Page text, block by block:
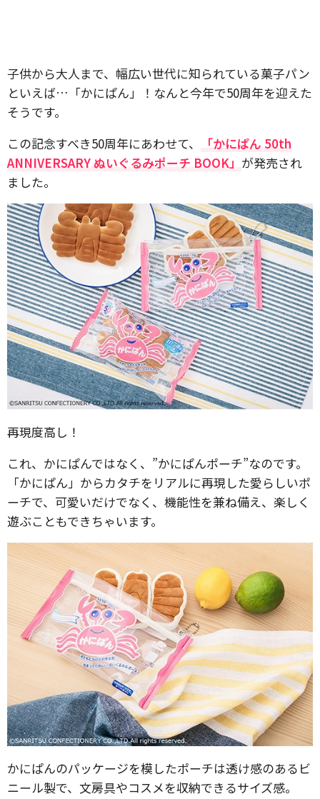
子供から大人まで、幅広い世代に知られている菓子パン
といえば…「かにぱん」！なんと今年で50周年を迎えた
そうです。
この記念すべき50周年にあわせて、
「かにぱん 50th
ANNIVERSARY ぬいぐるみポーチ BOOK」 が発売され
ました。
再現度高し！
これ、かにぱんではなく、”かにぱんポーチ”なのです。
「かにぱん」からカタチをリアルに再現した愛らしいポ
ーチで、可愛いだけでなく、機能性を兼ね備え、楽しく
遊ぶこともできちゃいます。
かにぱんのパッケージを模したポーチは透け感のあるビ
ニール製で、文房具やコスメを収納できるサイズ感。